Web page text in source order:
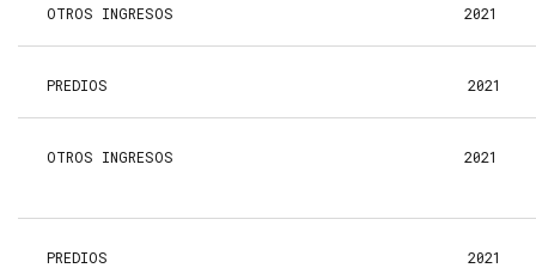
OTROS INGRESOS 2021
PREDIOS 2021
OTROS INGRESOS 2021
PREDIOS 2021